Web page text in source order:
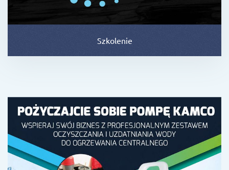
Szkolenie